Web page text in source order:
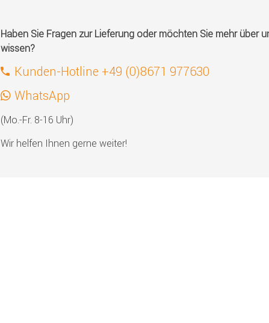
Haben Sie Fragen zur Lieferung oder möchten Sie mehr über
wissen?
Kunden-Hotline +49 (0)8671 977630
WhatsApp
(Mo.-Fr. 8-16 Uhr)
Wir helfen Ihnen gerne weiter!